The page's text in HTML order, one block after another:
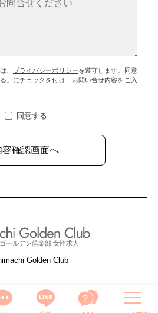
、 プライバシーポリシーを遵守します。
同意
」にチェックを付け、お問い合せ内容をご入
同意する
ールデン倶楽部 女性求人
Golden Club